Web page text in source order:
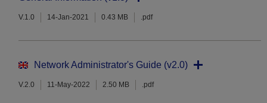
V.1.0 14-Jan-2021 0.43 MB .pdf
Network Administrator's Guide (v2.0)
V.2.0 11-May-2022 2.50 MB .pdf